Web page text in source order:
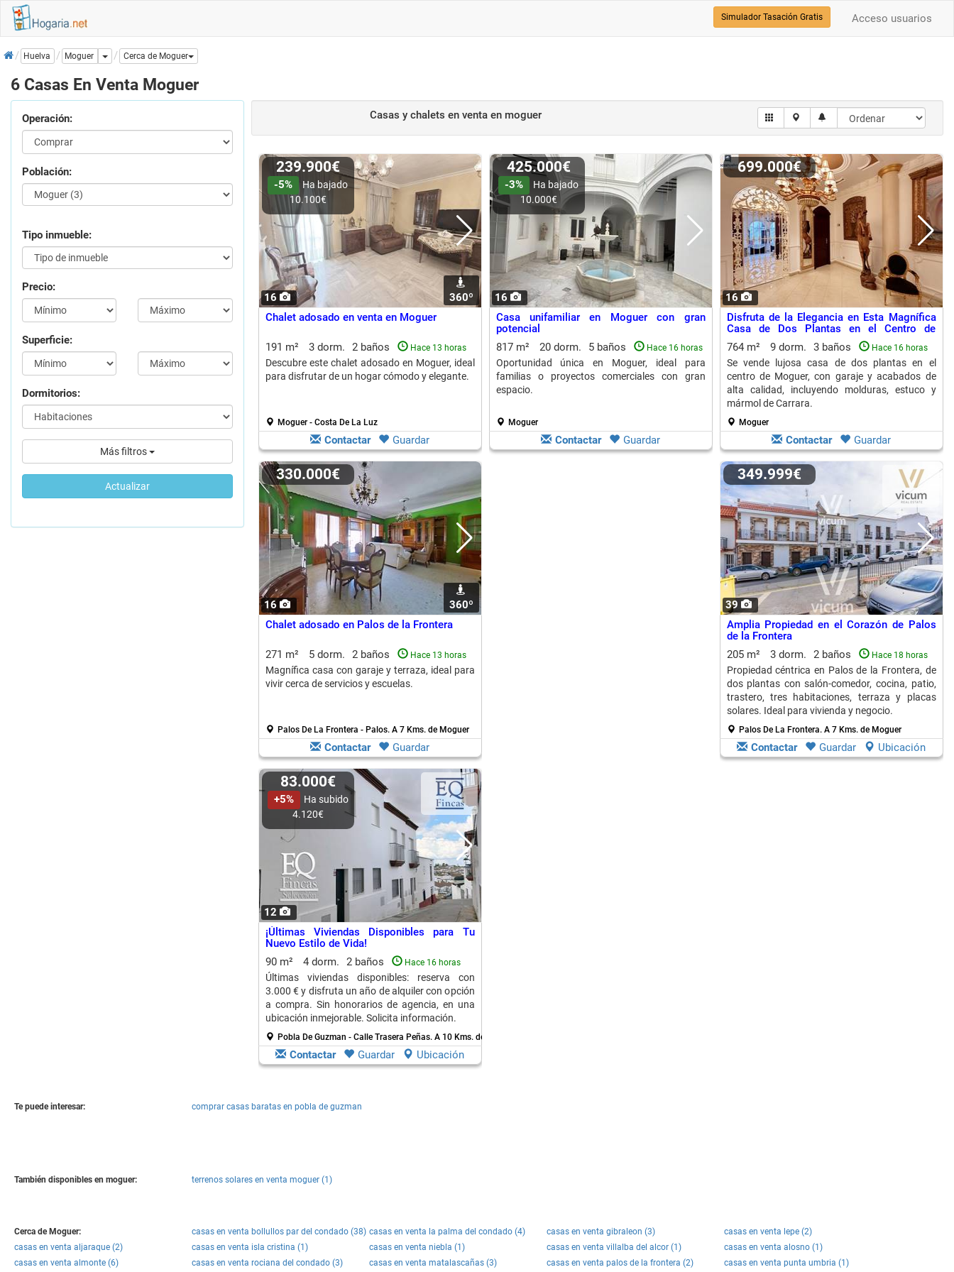
Acceso usuarios
Simulador Tasación Gratis
InicioHuelva Moguer Dropdown
Cerca de Moguer
6 Casas En Venta Moguer
Operación:
Población:
Tipo inmueble:
Precio:
Superficie:
Dormitorios:
Más filtros
Actualizar
Casas y chalets en venta en moguer
16 360º
239.900€
-5%
Ha bajado
10.100€
Chalet adosado en venta en Moguer
191 m² 3 dorm. 2 baños Hace 13 horas
Descubre este chalet adosado en Moguer, ideal
para disfrutar de un hogar cómodo y elegante.
Moguer - Costa De La Luz
Contactar Guardar
16
425.000€
-3%
Ha bajado
10.000€
Casa unifamiliar en Moguer con gran
potencial
817 m²
20 dorm. 5 baños Hace 16 horas
Oportunidad única en Moguer, ideal para
familias o proyectos comerciales con gran
espacio.
Moguer
Contactar Guardar
16
699.000€
Disfruta de la Elegancia en Esta Magnífica
Casa de Dos Plantas en el Centro de
Moguer
764 m² 9 dorm. 3 baños Hace 16 horas
Se vende lujosa casa de dos plantas en el
centro de Moguer, con garaje y acabados de
alta calidad, incluyendo molduras, estuco y
mármol de Carrara.
Moguer
Contactar Guardar
16 360º
330.000€
Chalet adosado en Palos de la Frontera
271 m² 5 dorm. 2 baños Hace 13 horas
Magnífica casa con garaje y terraza, ideal para
vivir cerca de servicios y escuelas.
Palos De La Frontera - Palos. A 7 Kms. de Moguer
Contactar Guardar
39
349.999€
Amplia Propiedad en el Corazón de Palos
de la Frontera
205 m²
3 dorm. 2 baños Hace 18 horas
Propiedad céntrica en Palos de la Frontera, de
dos plantas con salón-comedor, cocina, patio,
trastero, tres habitaciones, terraza y placas
solares. Ideal para vivienda y negocio.
Palos De La Frontera. A 7 Kms. de Moguer
Contactar Guardar Ubicación
12
83.000€
+5%
Ha subido
4.120€
¡Últimas Viviendas Disponibles para Tu
Nuevo Estilo de Vida!
90 m²
4 dorm. 2 baños Hace 16 horas
Últimas viviendas disponibles: reserva con
3.000 € y disfruta un año de alquiler con opción
a compra. Sin honorarios de agencia, en una
ubicación inmejorable. Solicita información.
Pobla De Guzman - Calle Trasera Peñas. A 10 Kms. de Moguer
Contactar Guardar Ubicación
Te puede interesar: comprar casas baratas en pobla de guzman
También disponibles en moguer: terrenos solares en venta moguer (1)
Cerca de Moguer: casas en venta bollullos par del condado (38) casas en venta la palma del condado (4) casas en venta gibraleon (3)
casas en venta lepe (2)
casas en venta aljaraque (2)
casas en venta isla cristina (1) casas en venta niebla (1) casas en venta villalba del alcor (1)
casas en venta alosno (1)
casas en venta almonte (6)
casas en venta rociana del condado (3) casas en venta matalascañas (3) casas en venta palos de la frontera (2)
casas en venta punta umbria (1)